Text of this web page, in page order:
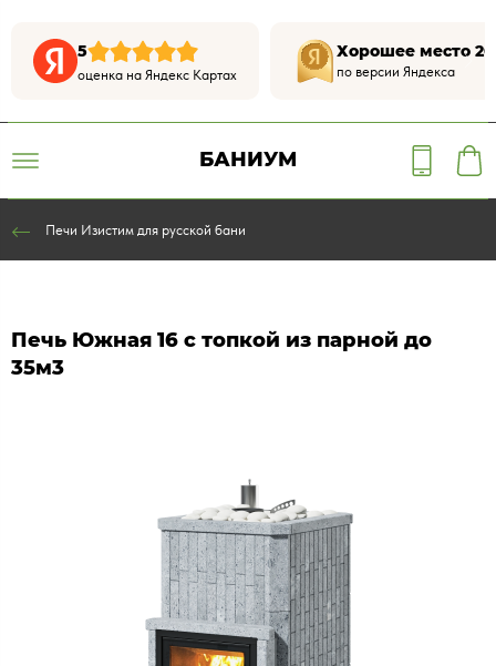
5
оценка на Яндекс Картах
Хорошее место
по версии Яндекса
БАНИУМ
Печи Изистим для русской бани
Печь Южная 16 с топкой из парной до
35м3